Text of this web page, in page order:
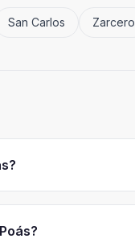
San Carlos Zarcero